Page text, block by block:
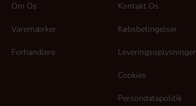
Om Os
Varemærker
Forhandlere
Kontakt Os
Købsbetingelser
Leveringsoplysninger
Cookies
Persondatapolitik